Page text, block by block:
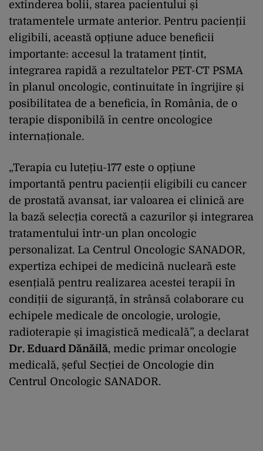
extinderea bolii, starea pacientului și
tratamentele urmate anterior. Pentru pacienții
eligibili, această opțiune aduce beneficii
importante: accesul la tratament țintit,
integrarea rapidă a rezultatelor PET-CT PSMA
în planul oncologic, continuitate în îngrijire și
posibilitatea de a beneficia, în România, de o
terapie disponibilă în centre oncologice
internaționale.
„Terapia cu lutețiu-177 este o opțiune
importantă pentru pacienții eligibili cu cancer
de prostată avansat, iar valoarea ei clinică are
la bază selecția corectă a cazurilor și integrarea
tratamentului într-un plan oncologic
personalizat. La Centrul Oncologic SANADOR,
expertiza echipei de medicină nucleară este
esențială pentru realizarea acestei terapii în
condiții de siguranță, în strânsă colaborare cu
echipele medicale de oncologie, urologie,
radioterapie și imagistică medicală”, a declarat
Dr. Eduard Dănăilă, medic primar oncologie
medicală, șeful Secției de Oncologie din
Centrul Oncologic SANADOR.